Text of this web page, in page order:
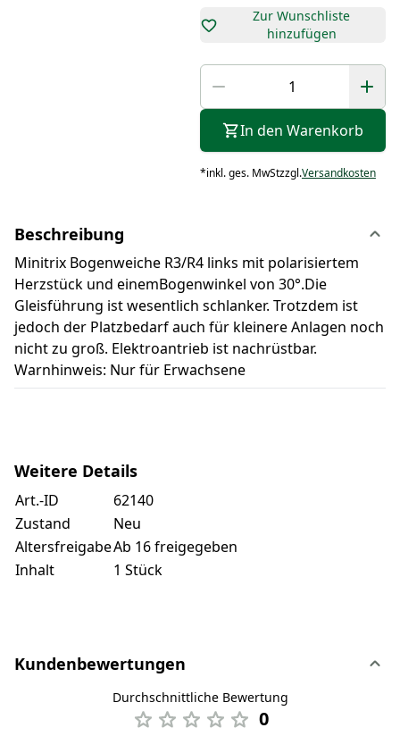
Zur Wunschliste
hinzufügen
In den Warenkorb
*inkl. ges. MwStzzgl.Versandkosten
Beschreibung
Minitrix Bogenweiche R3/R4 links mit polarisiertem
Herzstück und einemBogenwinkel von 30°.Die
Gleisführung ist wesentlich schlanker. Trotzdem ist
jedoch der Platzbedarf auch für kleinere Anlagen noch
nicht zu groß. Elektroantrieb ist nachrüstbar.
Warnhinweis: Nur für Erwachsene
Weitere Details
Art.-ID
62140
Zustand
Neu
AltersfreigabeAb 16 freigegeben
Inhalt
1 Stück
Kundenbewertungen
Durchschnittliche Bewertung
0